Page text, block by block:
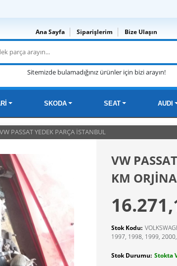
Ana Sayfa Siparişlerim Bize Ulaşın
Sitemizde bulamadığınız ürünler için bizi arayın!
SKODA SEAT AUDI
VW PASSAT YEDEK PARÇA İSTANBUL
VW
KM
Stok Kodu:
1997, 1998, 1999,
Stok Durumu: Stokta